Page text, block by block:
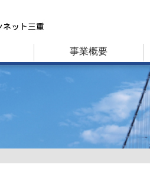
事業概要